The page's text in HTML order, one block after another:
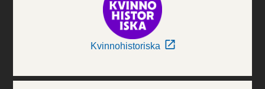
Kvinnohistoriska